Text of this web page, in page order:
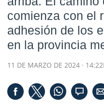
comienza con el
adhesión de los
en la provincia
11 DE MARZO DE 2024 ·